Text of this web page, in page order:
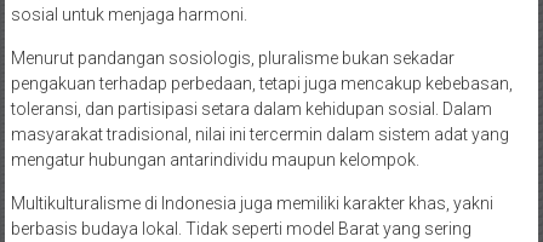
sosial untuk menjaga harmoni.
Menurut pandangan sosiologis, pluralisme bukan sekadar
pengakuan terhadap perbedaan, tetapi juga mencakup kebebasan,
toleransi, dan partisipasi setara dalam kehidupan sosial. Dalam
masyarakat tradisional, nilai ini tercermin dalam sistem adat yang
mengatur hubungan antarindividu maupun kelompok.
Multikulturalisme di Indonesia juga memiliki karakter khas, yakni
berbasis budaya lokal. Tidak seperti model Barat yang sering